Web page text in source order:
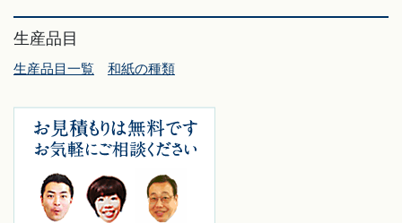
生産品目
生産品目一覧 和紙の種類